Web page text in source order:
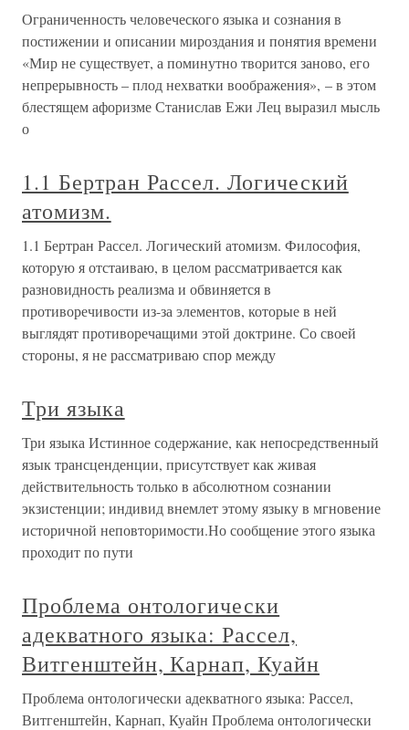
Ограниченность человеческого языка и сознания в
постижении и описании мироздания и понятия времени
«Мир не существует, а поминутно творится заново, его
непрерывность – плод нехватки воображения», – в этом
блестящем афоризме Станислав Ежи Лец выразил мысль
о
1.1 Бертран Рассел. Логический
атомизм.
1.1 Бертран Рассел. Логический атомизм. Философия,
которую я отстаиваю, в целом рассматривается как
разновидность реализма и обвиняется в
противоречивости из-за элементов, которые в ней
выглядят противоречащими этой доктрине. Со своей
стороны, я не рассматриваю спор между
Три языка
Три языка Истинное содержание, как непосредственный
язык трансценденции, присутствует как живая
действительность только в абсолютном сознании
экзистенции; индивид внемлет этому языку в мгновение
историчной неповторимости.Но сообщение этого языка
проходит по пути
Проблема онтологически
адекватного языка: Рассел,
Витгенштейн, Карнап, Куайн
Проблема онтологически адекватного языка: Рассел,
Витгенштейн, Карнап, Куайн Проблема онтологически